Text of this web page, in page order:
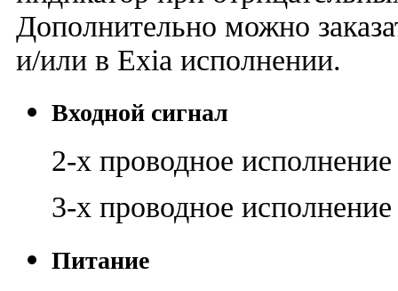
Дополнительно можно
и/или в Exia исполнении.
Входной сигнал
2-х проводное
3-х проводное
Питание